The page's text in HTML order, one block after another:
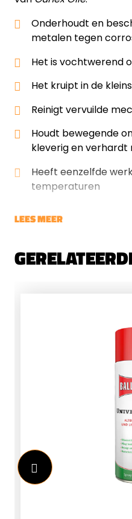
Onderhoudt en
metalen tegen
Het is vochtwerend
Het kruipt in de
Reinigt vervuilde
Houdt bewegende
kleverig en verhardt
Heeft eenzelfde
temperaturen
LEES MEER